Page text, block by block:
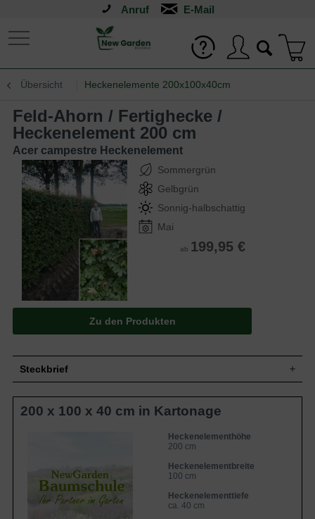
Anruf
Übersicht Heckenelemente 200x100x40cm
Feld-Ahorn / Fertighecke /
Heckenelement 200 cm
Acer campestre Heckenelement
Sommergrün
Gelbgrün
Sonnig-halbschattig
Mai
ab 199,95 €
Zu den Produkten
Steckbrief
Kleiner Baum, rundkronig; 5–10 m hoch
und breit
Herbstfarbe leuchtend gelb bis orange
Unscheinbare, gelb-grüne Rispen
Blütezeit
Boden
Keine besonderen Ansprüche, bevorzugt
allerdings den durchlässigen Untergrund
Standort
200 x 100 x 40 cm in Kartonage
Heckenelementhöhe
200 cm
Heckenelementbreite
100 cm
Heckenelementtiefe
ca. 40 cm